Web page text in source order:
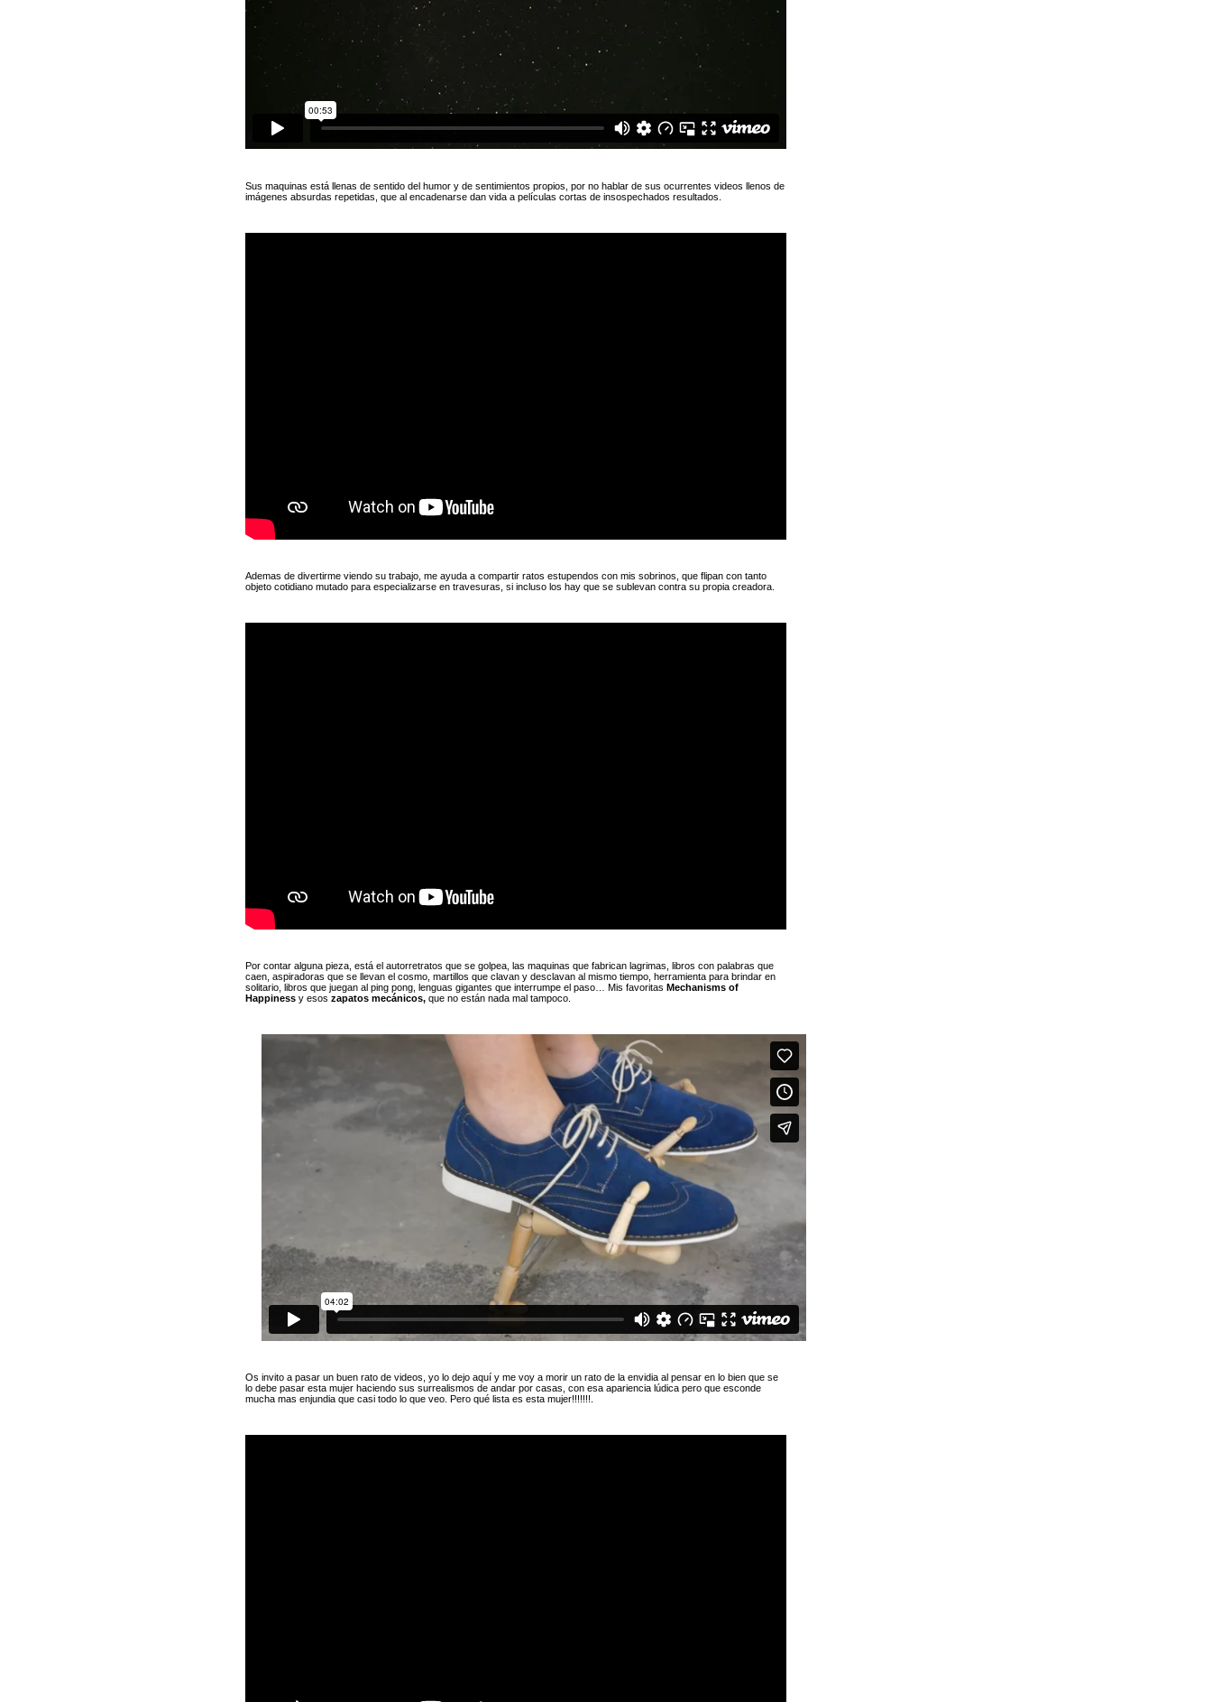
Sus maquinas está llenas de sentido del humor y de sentimientos propios, por no hablar de sus ocurrentes videos llenos de
imágenes absurdas repetidas, que al encadenarse dan vida a películas cortas de insospechados resultados.
Ademas de divertirme viendo su trabajo, me ayuda a compartir ratos estupendos con mis sobrinos, que flipan con tanto
objeto cotidiano mutado para especializarse en travesuras, si incluso los hay que se sublevan contra su propia creadora.
Por contar alguna pieza, está el autorretratos que se golpea, las maquinas que fabrican lagrimas, libros con palabras que
caen, aspiradoras que se llevan el cosmo, martillos que clavan y desclavan al mismo tiempo, herramienta para brindar en
solitario, libros que juegan al ping pong, lenguas gigantes que interrumpe el paso… Mis favoritas Mechanisms of
Happiness y esos zapatos mecánicos, que no están nada mal tampoco.
Os invito a pasar un buen rato de videos, yo lo dejo aquí y me voy a morir un rato de la envidia al pensar en lo bien que se
lo debe pasar esta mujer haciendo sus surrealismos de andar por casas, con esa apariencia lúdica pero que esconde
mucha mas enjundia que casi todo lo que veo. Pero qué lista es esta mujer!!!!!!!.